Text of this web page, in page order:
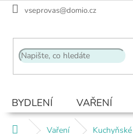
Přejít
vseprovas@domio.cz
BYDLENÍ VAŘENÍ
Domů Vaření